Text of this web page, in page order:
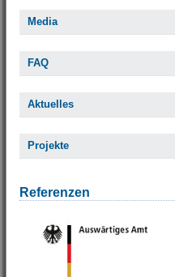
Media
FAQ
Aktuelles
Projekte
Referenzen